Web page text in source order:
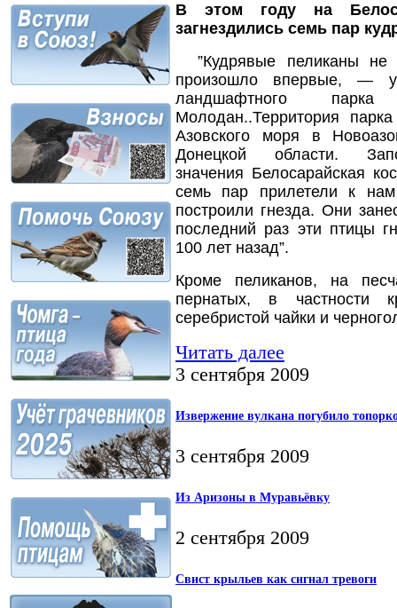
В этом году на
загнездились семь пар
”Кудрявые пеликаны не
произошло впервые, —
ландшафтного
Молодан..Территория
Азовского моря в
Донецкой области.
значения Белосарайская
семь пар прилетели к
построили гнезда. Они
последний раз эти птицы
100 лет назад”.
Кроме пеликанов, на
пернатых, в частности
серебристой чайки и
Читать далее
3 сентября 2009
Извержение вулкана погубило
3 сентября 2009
Из Аризоны в Муравьёвку
2 сентября 2009
Свист крыльев как сигнал тревоги